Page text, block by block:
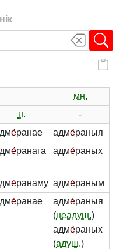
мн.
н.
-
е́ранае адме́раныя
е́ранага адме́раных
е́ранаму адме́раным
е́ранае адме́раныя
(неадуш.)
адме́раных
(адуш.)